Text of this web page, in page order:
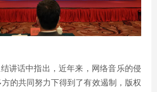
话中指出，近年来，网络音乐的侵
的共同努力下得到了有效遏制，版权